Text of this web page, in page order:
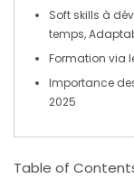
Soft skills à
temps,
Formation via
Importance
2025
Table of